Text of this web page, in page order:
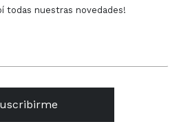
todas nuestras novedades!